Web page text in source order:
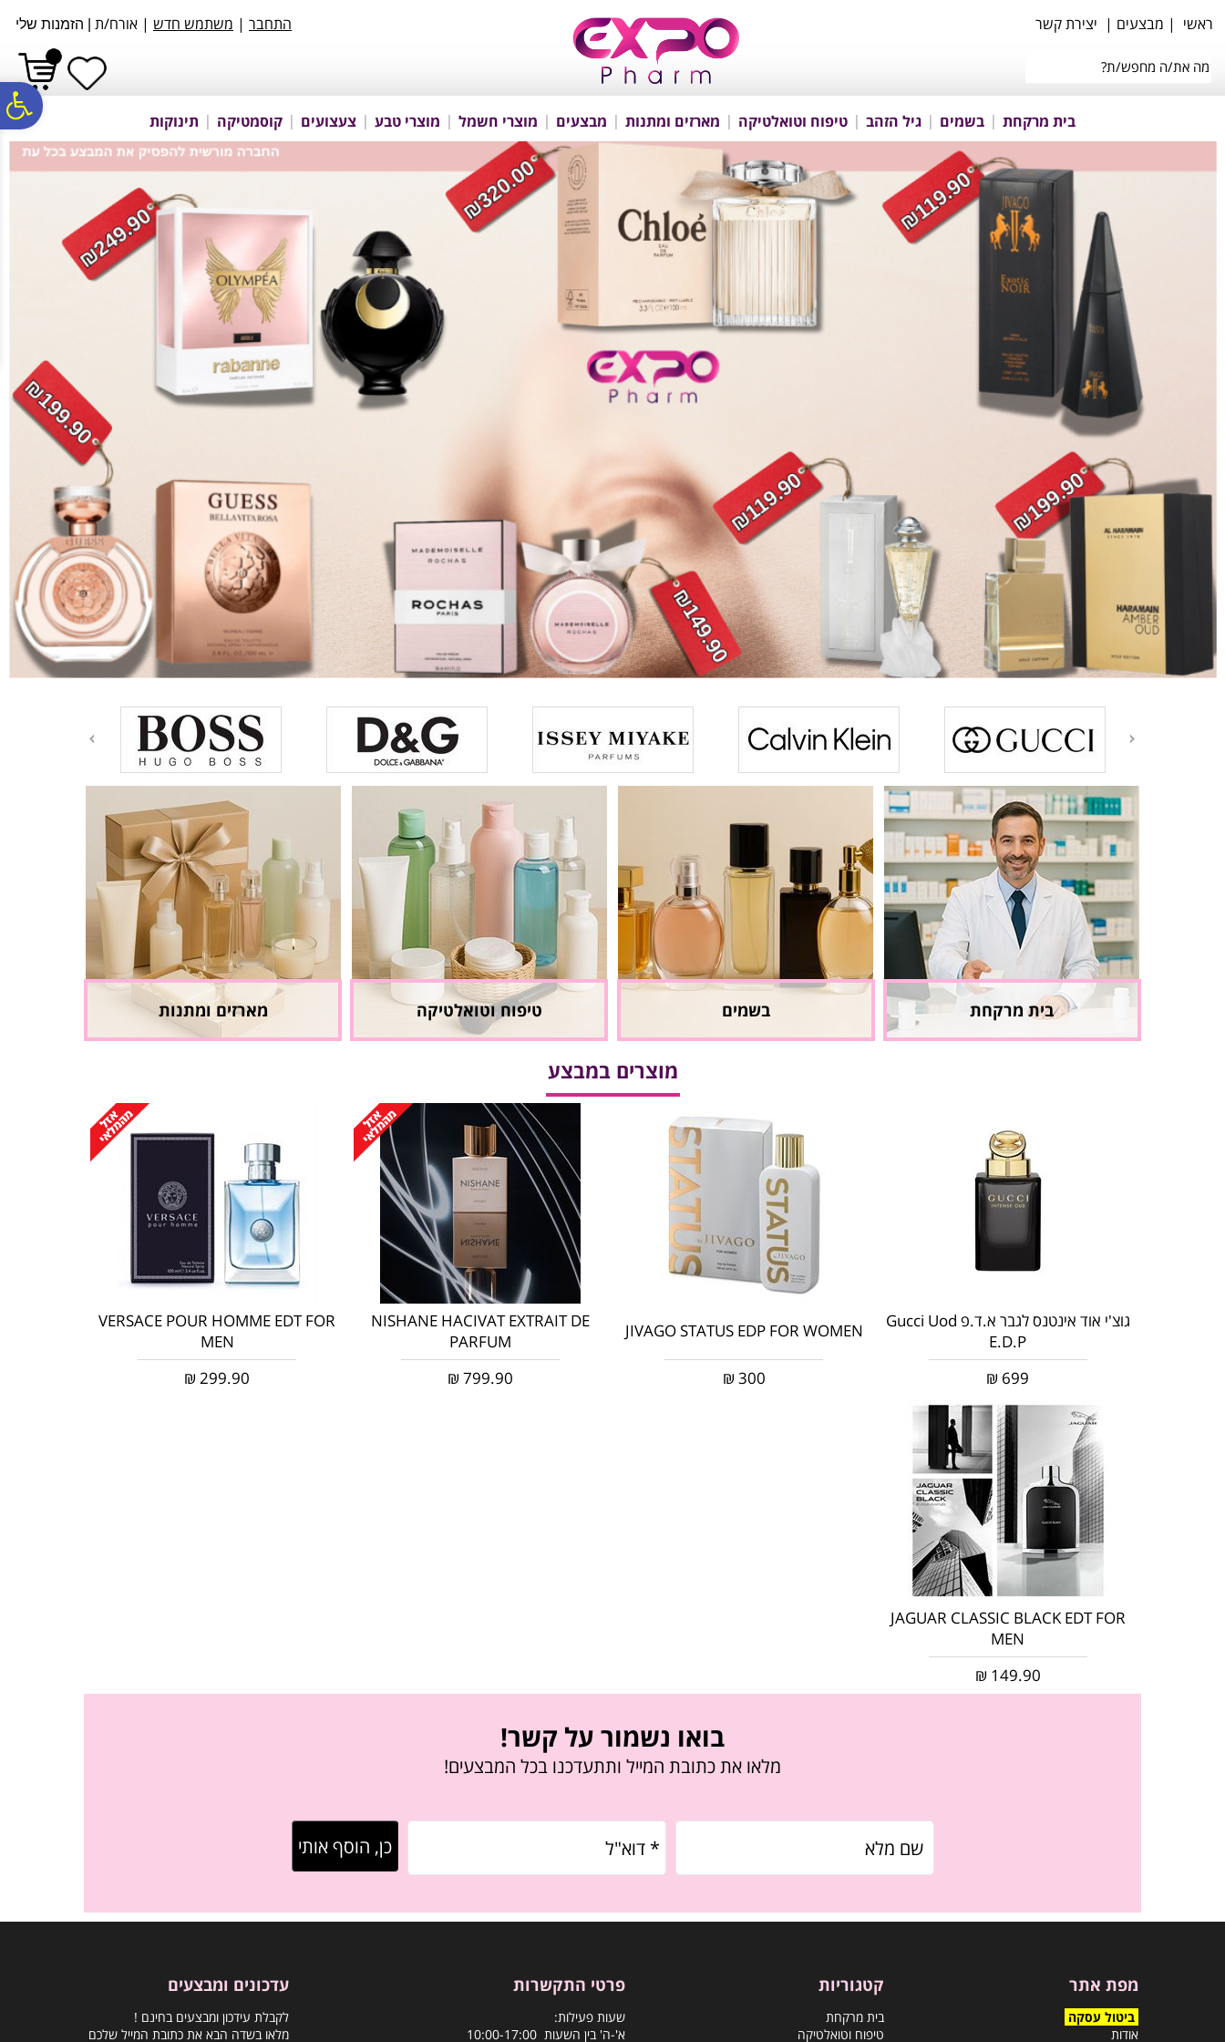
נגישות
אתר
המרכזי
ראשי | מבצעים | יצירת קשר התחבר | משתמש חדש | אורח/ת הזמנות שלי
בית מרקחת בשמים גיל הזהב טיפוח וטואלטיקה מארזים ומתנות מבצעים מוצרי חשמל מוצרי טבע צעצועים קוסמטיקה תינוקות
בית מרקחת בשמים טיפוח וטואלטיקה מארזים ומתנות
מוצרים במבצע
גוצ'י אוד אינטנס לגבר א.ד.פ Gucci Uod
E.D.P
699
₪
JIVAGO STATUS EDP FOR WOMEN
300
₪
NISHANE HACIVAT EXTRAIT DE
PARFUM
799.90
₪
VERSACE POUR HOMME EDT FOR
MEN
299.90
₪
JAGUAR CLASSIC BLACK EDT FOR
MEN
149.90
₪
בואו נשמור על קשר!
מלאו את כתובת המייל ותתעדכנו בכל המבצעים!
מפת אתר
ביטול עסקה
אודות
קטגוריות
בית מרקחת
טיפוח וטואלטיקה
פרטי התקשרות
שעות פעילות:
א'-ה' בין השעות 10:00-17:00
עדכונים ומבצעים
לקבלת עידכון ומבצעים בחינם !
מלאו בשדה הבא את כתובת המייל שלכם